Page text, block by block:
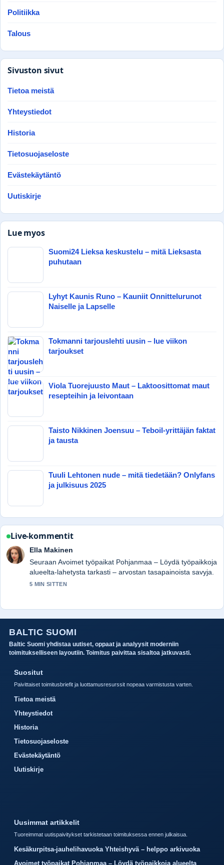
Politiikka
Talous
Sivuston sivut
Tietoa meistä
Yhteystiedot
Historia
Tietosuojaseloste
Evästekäytäntö
Uutiskirje
Lue myos
Suomi24 Lieksa keskustelu – mitä Lieksasta
puhutaan
Lyhyt Kaunis Runo – Kauniit Onnittelurunot
Naiselle ja Lapselle
Tokmanni tarjouslehti uusin – lue viikon
tarjoukset
Viola Tuorejuusto Maut – Laktoosittomat maut
resepteihin ja leivontaan
Taisto Nikkinen Joensuu – Teboil-yrittäjän faktat
ja tausta
Tuuli Lehtonen nude – mitä tiedetään? Onlyfans
ja julkisuus 2025
Live-kommentit
Ella Makinen
Seuraan Avoimet työpaikat Pohjanmaa – Löydä työpaikkoja
alueelta-lahetysta tarkasti – arvostan tasapainoista savyja.
5 MIN SITTEN
BALTIC SUOMI
Baltic Suomi yhdistaa uutiset, oppaat ja analyysit moderniin
toimitukselliseen layoutiin. Toimitus paivittaa sisaltoa jatkuvasti.
Suositut
Paivittaiset toimitusbriefit ja luottamusresurssit nopeaa varmistusta varten.
Tietoa meistä
Yhteystiedot
Historia
Tietosuojaseloste
Evästekäytäntö
Uutiskirje
Uusimmat artikkelit
Tuoreimmat uutispaivitykset tarkistetaan toimituksessa ennen julkaisua.
Kesäkurpitsa-jauhelihavuoka Yhteishyvä – helppo arkivuoka
Avoimet työpaikat Pohjanmaa – Löydä työpaikkoja alueelta